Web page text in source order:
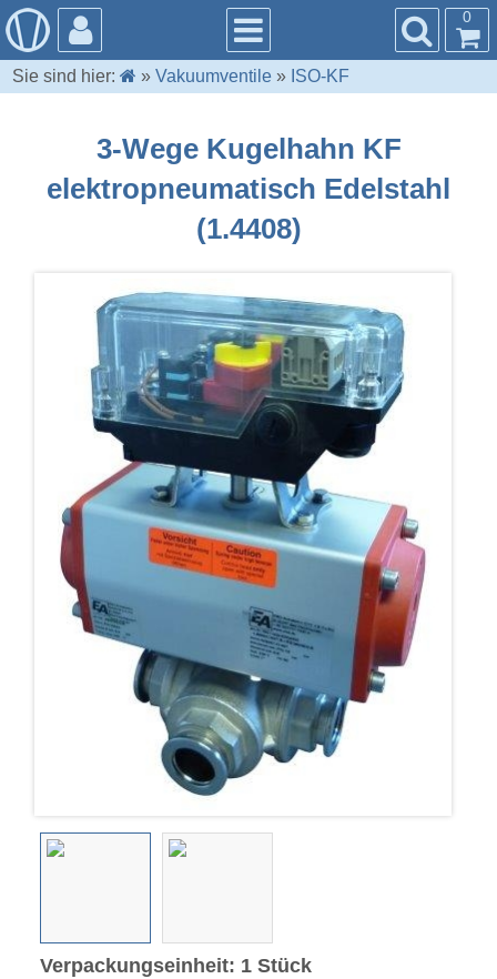
0
Sie sind hier: »Vakuumventile » ISO-KF
3-Wege Kugelhahn KF
elektropneumatisch Edelstahl
(1.4408)
Verpackungseinheit: 1 Stück